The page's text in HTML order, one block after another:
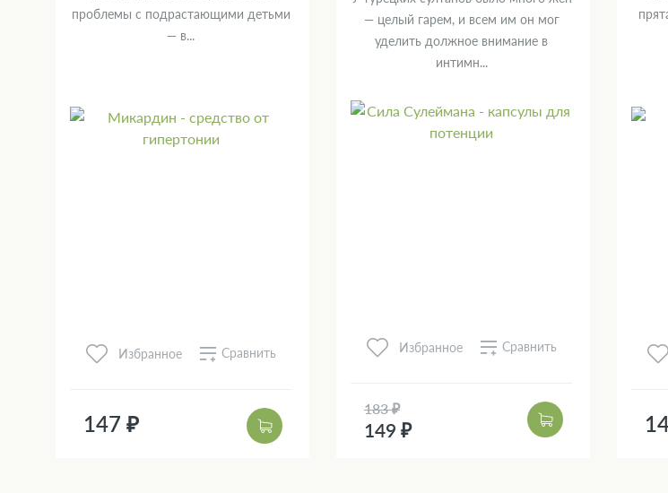
проблемы с подрастающими детьми
— в...
Избранное Сравнить
147 ₽
— целый гарем, и всем им он мог
уделить должное внимание в
интимн...
Избранное Сравнить
183 ₽
149 ₽